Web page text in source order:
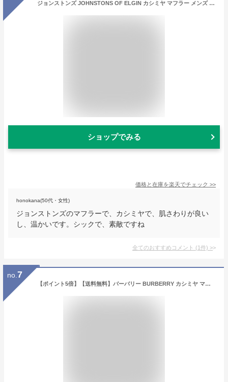
ジョンストンズ JOHNSTONS OF ELGIN カシミヤ マフラー メンズ レディース wa000016 ku0317 black watch【あす楽対応_関東】【返品送料無料】【ラッピング無料】[2022AW]
ショップでみる
価格と在庫を楽天でチェック >>
honokana(50代・女性)
ジョンストンズのマフラーで、カシミヤで、肌さわりが良い
し、温かいです。シックで、素敵ですね
全てのおすすめコメント (1件) >
no. 7
【ポイント5倍】【送料無料】バーバリー BURBERRY カシミヤ マフラー 8022346-A7806 INDIGO/MID CAMEL インディゴ／ミッドキャメル【ギフト雑貨】